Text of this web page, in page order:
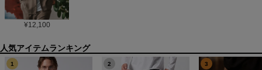
¥12,100
1 2 3